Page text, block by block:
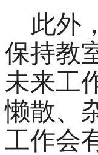
此外，
保持教
未来工
懒散、
工作会